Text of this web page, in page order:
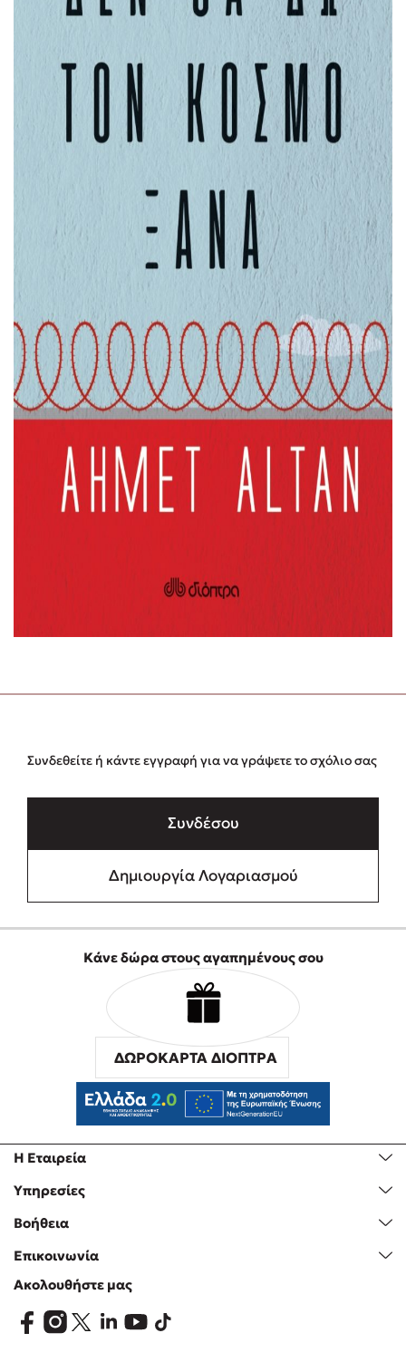
Συνδεθείτε ή κάντε εγγραφή για να γράψετε το σχόλιο σας
Συνδέσου
Δημιουργία Λογαριασμού
Η Εταιρεία
Υπηρεσίες
Βοήθεια
Επικοινωνία
Κάνε δώρα στους αγαπημένους σου
ΔΩΡΟΚΑΡΤΑ ΔΙΟΠΤΡΑ
Ακολουθήστε μας